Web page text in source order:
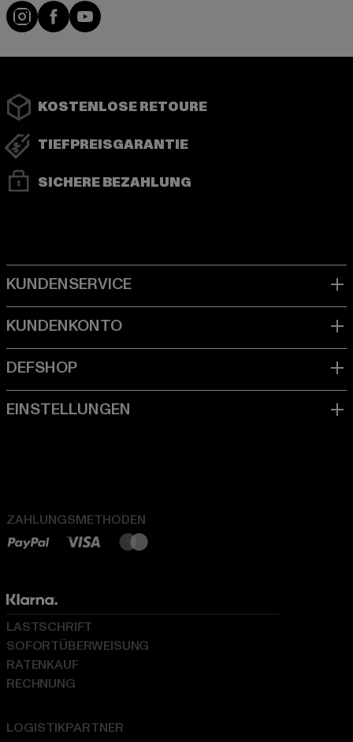
Instagram
FacebookYouTube
KOSTENLOSE RETOURE
TIEFPREISGARANTIE
SICHERE BEZAHLUNG
ZAHLUNGSMETHODEN
LOGISTIKPARTNER
LASTSCHRIFT
SOFORTÜBERWEISUNG
RATENKAUF
RECHNUNG